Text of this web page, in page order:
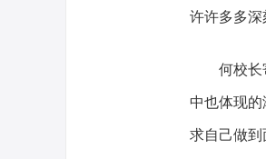
许许多多深
何校
中也体现
求自己做